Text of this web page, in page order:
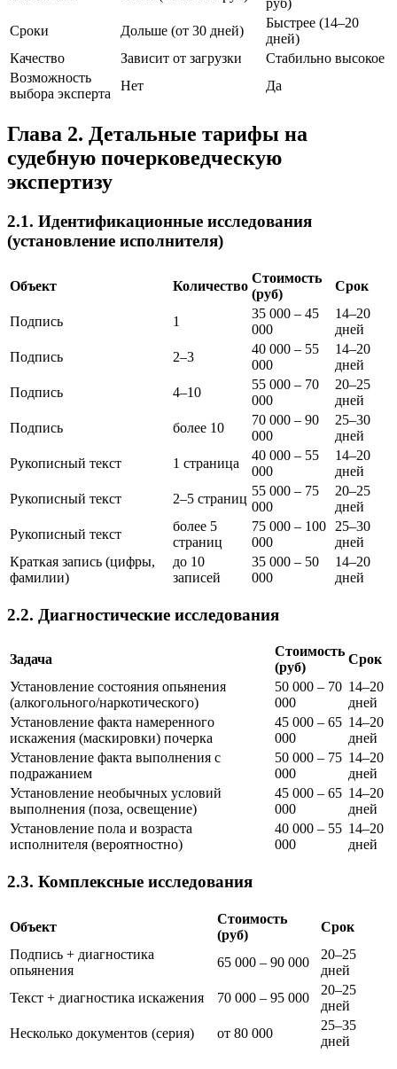
руб)
Сроки
Дольше (от 30 дней)
Быстрее (14–20
дней)
Качество
Зависит от загрузки
Стабильно высокое
Возможность
выбора эксперта
Нет Да
Глава 2. Детальные тарифы на
судебную почерковедческую
экспертизу
2.1. Идентификационные исследования
(установление исполнителя)
Объект Количество
Стоимость
(руб)
Срок
Подпись 1
35 000 – 45
000
14–20
дней
Подпись
2–3
40 000 – 55
000
14–20
дней
Подпись
4–10
55 000 – 70
000
20–25
дней
Подпись
более 10
70 000 – 90
000
25–30
дней
Рукописный текст
1 страница
40 000 – 55
000
14–20
дней
Рукописный текст
2–5 страниц
55 000 – 75
000
20–25
дней
Рукописный текст
более 5
страниц
75 000 – 100
000
25–30
дней
Краткая запись (цифры,
фамилии)
до 10
записей
35 000 – 50
000
14–20
дней
2.2. Диагностические исследования
Задача
Стоимость
(руб)
Срок
Установление состояния опьянения
(алкогольного/наркотического)
50 000 – 70
000
14–20
дней
Установление факта намеренного
искажения (маскировки) почерка
45 000 – 65
000
14–20
дней
Установление факта выполнения с
подражанием
50 000 – 75
000
14–20
дней
Установление необычных условий
выполнения (поза, освещение)
45 000 – 65
000
14–20
дней
Установление пола и возраста
исполнителя (вероятностно)
40 000 – 55
000
14–20
дней
2.3. Комплексные исследования
Объект
Стоимость
(руб)
Срок
Подпись + диагностика
опьянения
65 000 – 90 000
20–25
дней
Текст + диагностика искажения
70 000 – 95 000
20–25
дней
Несколько документов (серия)
от 80 000
25–35
дней